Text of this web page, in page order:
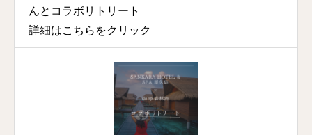
んとコラボリトリート
詳細はこちらをクリック